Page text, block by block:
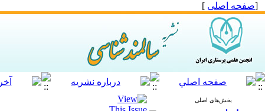
[صفحه اصلی ]
بخش‌های اصلی